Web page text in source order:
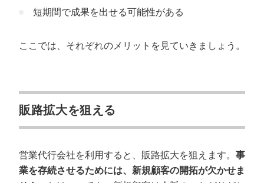
短期間で成果を出せる可能性がある
ここでは、それぞれのメリットを見ていきましょう。
販路拡大を狙える
営業代行会社を利用すると、販路拡大を狙えます。 事
業を存続させるためには、新規顧客の開拓が欠かせま